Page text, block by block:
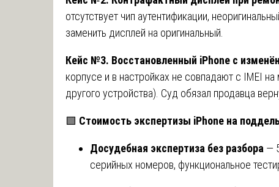
отсутствует чип аутентификации,
заменить дисплей на оригинальный.
Кейс №3. Восстановленный iPhone с
корпусе и в настройках не совпадают с IMEI на
другого устройства). Суд обязал продавца
🟩 Стоимость экспертизы iPhone на
Досудебная экспертиза без разбора —
серийных номеров, функциональное